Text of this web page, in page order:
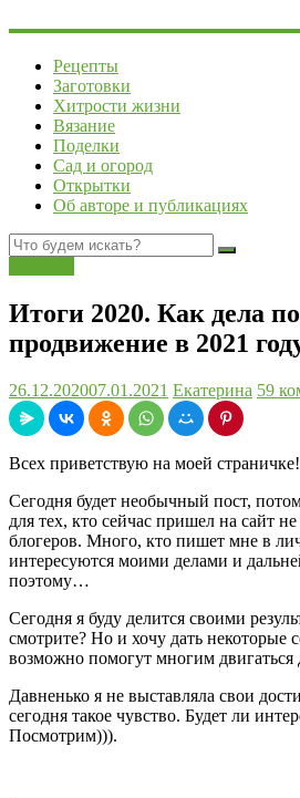
Рецепты
Заготовки
Хитрости жизни
Вязание
Поделки
Сад и огород
Открытки
Об авторе и публикациях
Итоги 2020. Как дела
продвижение в 2021
26.12.202007.01.2021 Екатерина 59
Всех приветствую на моей страничке!
Сегодня будет необычный пост,
для тех, кто сейчас пришел на сайт
блогеров. Много, кто пишет мне в
интересуются моими делами и
поэтому…
Сегодня я буду делится своими
смотрите? Но и хочу дать некоторые
возможно помогут многим двигаться
Давненько я не выставляла свои
сегодня такое чувство. Будет ли
Посмотрим))).